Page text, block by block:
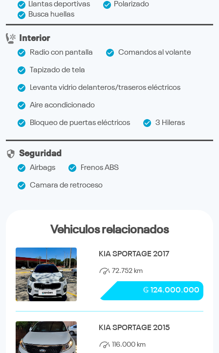
Llantas deportivas
Polarizado
Busca huellas
Interior
Radio con pantalla Comandos al volante
Tapizado de tela
Levanta vidrio delanteros/traseros eléctricos
Aire acondicionado
Bloqueo de puertas eléctricos 3 Hileras
Seguridad
Airbags Frenos ABS
Camara de retroceso
Vehiculos relacionados
KIA SPORTAGE 2017
72.752 km
₲ 124.000.000
KIA SPORTAGE 2015
116.000 km